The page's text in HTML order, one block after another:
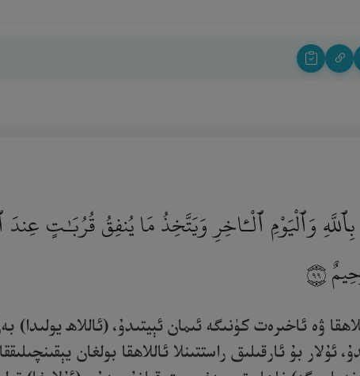
وَٱلْيَوْمِ ٱلْـَٔاخِرِ وَيَتَّخِذُ مَا يُنفِقُ قُرُبَـٰتٍ
٩٩
ۋە ئاخىرەت كۈنىگە ئىمان ئېيتىدۇ، (ئاللاھ
ئۇلار بۇ ئارقىلىق راستتىنلا ئاللاھقا بولغان